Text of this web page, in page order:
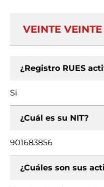
VEINTE
¿Registro RUES
Si
¿Cuál es su NIT?
901683856
¿Cuáles son sus